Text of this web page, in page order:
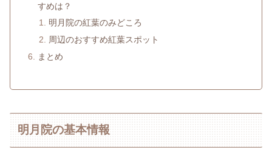
すめは？
明月院の紅葉のみどころ
周辺のおすすめ紅葉スポット
まとめ
明月院の基本情報